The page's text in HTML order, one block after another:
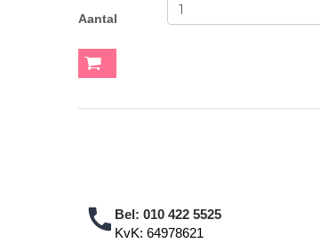
Aantal
Bel: 010 422 5525
KvK: 64978621